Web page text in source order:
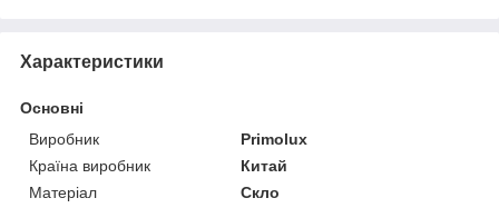
Характеристики
Основні
Виробник
Primolux
Країна виробник
Китай
Матеріал
Скло